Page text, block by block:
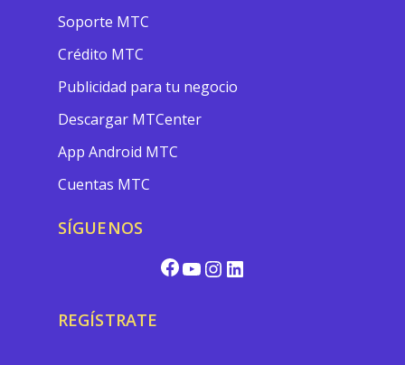
Soporte MTC
Crédito MTC
Publicidad para tu negocio
Descargar MTCenter
App Android MTC
Cuentas MTC
SÍGUENOS
REGÍSTRATE